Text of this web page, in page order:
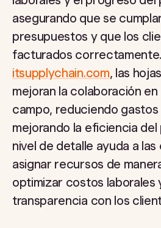
asegurando que se
presupuestos y que los
facturados
itsupplychain.com, las
mejoran la colaboración
campo, reduciendo
mejorando la eficiencia
nivel de detalle ayuda a las
asignar recursos de
optimizar costos laborales
transparencia con los